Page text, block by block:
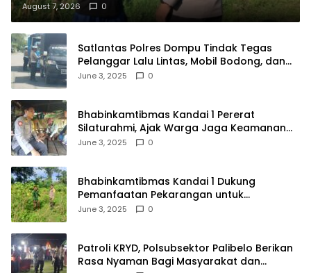
August 7, 2026 0
Satlantas Polres Dompu Tindak Tegas
Pelanggar Lalu Lintas, Mobil Bodong, dan
Kendaraan Tak Bayar Pajak
June 3, 2025 0
Bhabinkamtibmas Kandai 1 Pererat
Silaturahmi, Ajak Warga Jaga Keamanan
Lingkungan
June 3, 2025 0
Bhabinkamtibmas Kandai 1 Dukung
Pemanfaatan Pekarangan untuk
Ketahanan Pangan Menuju Indonesia Emas
June 3, 2025 0
Patroli KRYD, Polsubsektor Palibelo Berikan
Rasa Nyaman Bagi Masyarakat dan